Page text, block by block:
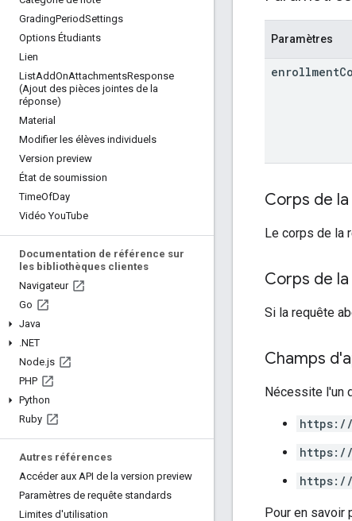
GradingPeriodSettings
Options Étudiants
Lien
ListAddOnAttachmentsResponse
(Ajout des pièces jointes de la
réponse)
Material
Modifier les élèves individuels
Version preview
État de soumission
TimeOfDay
Vidéo YouTube
Documentation de référence sur
les bibliothèques clientes
Navigateur
Go
Java
.NET
Node.js
PHP
Python
Ruby
Autres références
Accéder aux API de la version preview
Paramètres de requête standards
Limites d'utilisation
Paramètres
enrollment
Corps de
Le corps de la
Corps de
Si la requête
Champs
Nécessite l'un
https://
https://
https://
Pour en savoir